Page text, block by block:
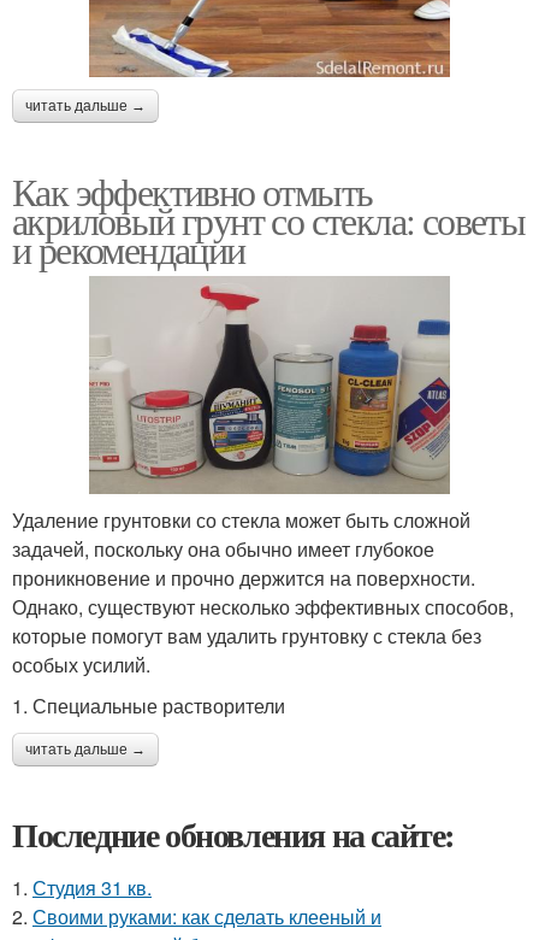
читать дальше →
Как эффективно отмыть
акриловый грунт со стекла: советы
и рекомендации
Удаление грунтовки со стекла может быть сложной
задачей, поскольку она обычно имеет глубокое
проникновение и прочно держится на поверхности.
Однако, существуют несколько эффективных способов,
которые помогут вам удалить грунтовку с стекла без
особых усилий.
1. Специальные растворители
читать дальше →
Последние обновления на сайте:
1. Студия 31 кв.
2. Своими руками: как сделать клееный и